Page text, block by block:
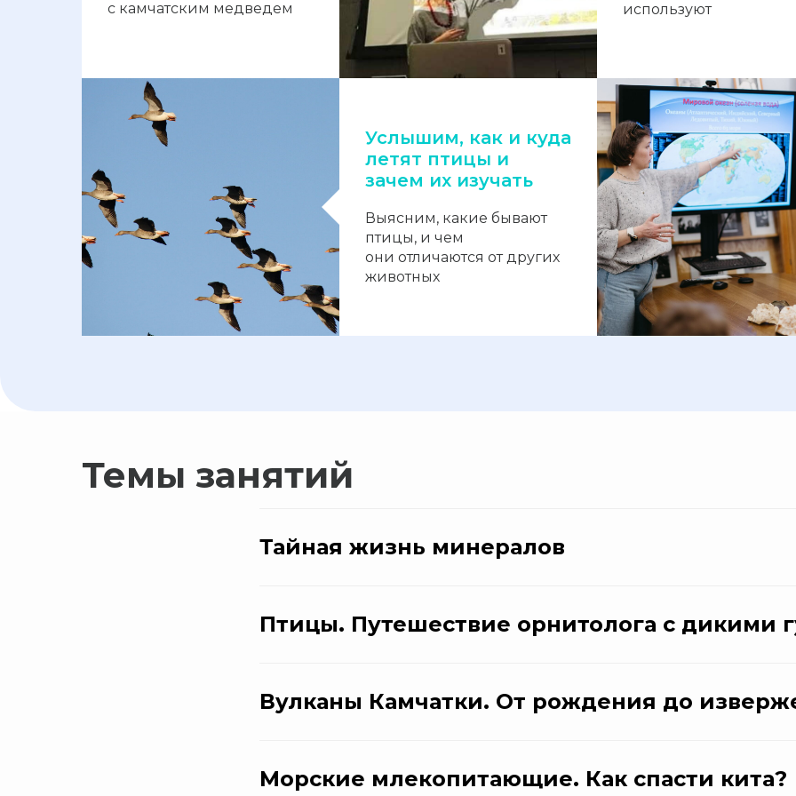
с камчатским медведем используют
Услышим, как и куда
летят птицы и
зачем их изучать
Выясним, какие бывают
птицы, и чем
они отличаются от других
животных
Темы занятий
Тайная жизнь минералов
Птицы. Путешествие орнитолога с дикими
Вулканы Камчатки. От рождения до
Морские млекопитающие. Как спасти кита?